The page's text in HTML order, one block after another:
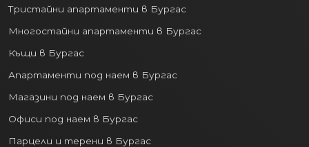
Тристайни апартаменти в Бургас
Многостайни апартаменти в Бургас
Къщи в Бургас
Апартаменти под наем в Бургас
Магазини под наем в Бургас
Офиси под наем в Бургас
Парцели и терени в Бургас